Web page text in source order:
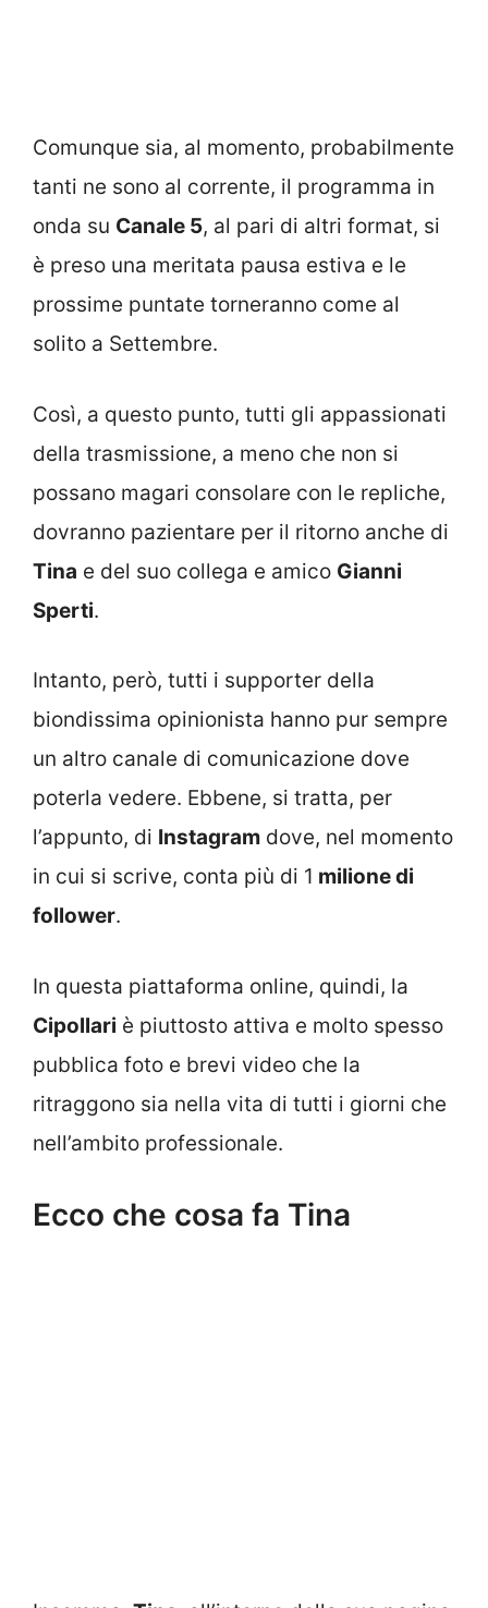
Comunque sia, al momento, probabilmente
tanti ne sono al corrente, il programma in
onda su Canale 5, al pari di altri format, si
è preso una meritata pausa estiva e le
prossime puntate torneranno come al
solito a Settembre.
Così, a questo punto, tutti gli appassionati
della trasmissione, a meno che non si
possano magari consolare con le repliche,
dovranno pazientare per il ritorno anche di
Tina e del suo collega e amico Gianni
Sperti.
Intanto, però, tutti i supporter della
biondissima opinionista hanno pur sempre
un altro canale di comunicazione dove
poterla vedere. Ebbene, si tratta, per
l’appunto, di Instagram dove, nel momento
in cui si scrive, conta più di 1 milione di
follower.
In questa piattaforma online, quindi, la
Cipollari è piuttosto attiva e molto spesso
pubblica foto e brevi video che la
ritraggono sia nella vita di tutti i giorni che
nell’ambito professionale.
Ecco che cosa fa Tina